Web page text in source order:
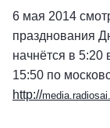
6 мая 2014
празднования
начнётся в 5:20
15:50 по
http://